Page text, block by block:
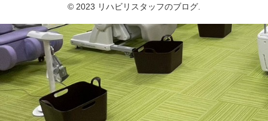
© 2023 リハビリスタッフのブログ.